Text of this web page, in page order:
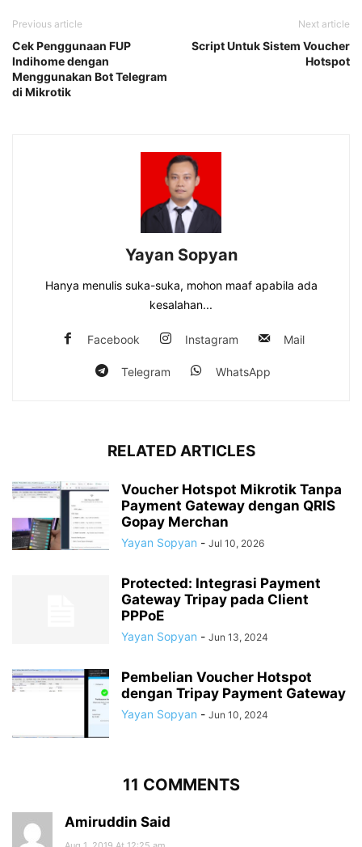
Previous article
Cek Penggunaan FUP
Indihome dengan
Menggunakan Bot Telegram
di Mikrotik
Next article
Script Untuk Sistem Voucher
Hotspot
Yayan Sopyan
Hanya menulis suka-suka, mohon maaf apabila ada
kesalahan...
Facebook Instagram Mail
Telegram WhatsApp
RELATED ARTICLES
Voucher Hotspot Mikrotik Tanpa
Payment Gateway dengan QRIS
Gopay Merchan
Yayan Sopyan - Jul 10, 2026
Protected: Integrasi Payment
Gateway Tripay pada Client
PPPoE
Yayan Sopyan - Jun 13, 2024
Pembelian Voucher Hotspot
dengan Tripay Payment Gateway
Yayan Sopyan - Jun 10, 2024
11 COMMENTS
Amiruddin Said